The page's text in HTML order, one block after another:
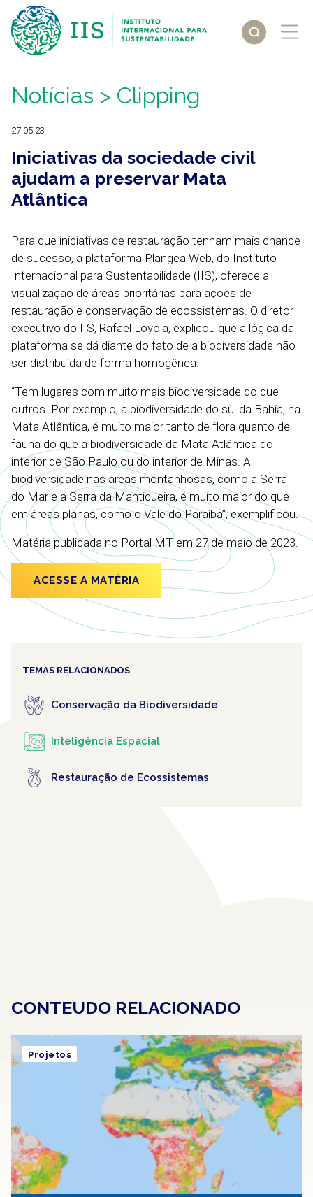
Notícias > Clipping
27.05.23
Iniciativas da sociedade civil
ajudam a preservar Mata
Atlântica
Para que iniciativas de restauração tenham mais chance
de sucesso, a plataforma Plangea Web, do Instituto
Internacional para Sustentabilidade (IIS), oferece a
visualização de áreas prioritárias para ações de
restauração e conservação de ecossistemas. O diretor
executivo do IIS, Rafael Loyola, explicou que a lógica da
plataforma se dá diante do fato de a biodiversidade não
ser distribuída de forma homogênea.
“Tem lugares com muito mais biodiversidade do que
outros. Por exemplo, a biodiversidade do sul da Bahia, na
Mata Atlântica, é muito maior tanto de flora quanto de
fauna do que a biodiversidade da Mata Atlântica do
interior de São Paulo ou do interior de Minas. A
biodiversidade nas áreas montanhosas, como a Serra
do Mar e a Serra da Mantiqueira, é muito maior do que
em áreas planas, como o Vale do Paraíba”, exemplificou.
Matéria publicada no Portal MT em 27 de maio de 2023.
ACESSE A MATÉRIA
TEMAS RELACIONADOS
Conservação da Biodiversidade
Inteligência Espacial
Restauração de Ecossistemas
CONTEUDO RELACIONADO
Projetos